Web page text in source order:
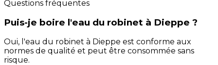
Questions fréquentes
Puis-je boire l'eau du robinet à Dieppe ?
Oui, l'eau du robinet à Dieppe est conforme aux
normes de qualité et peut être consommée sans
risque.